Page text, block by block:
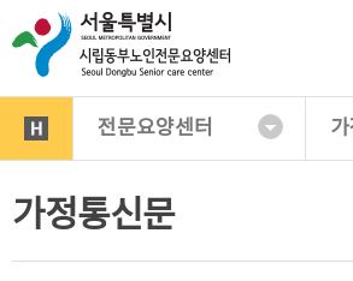
전문요양센터
가정통신문